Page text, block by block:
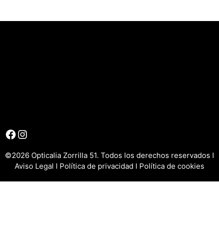
Facebook
Instagram
©2026 Opticalia Zorrilla 51. Todos los derechos reservados I
Aviso Legal I Política de privacidad I Política de cookies